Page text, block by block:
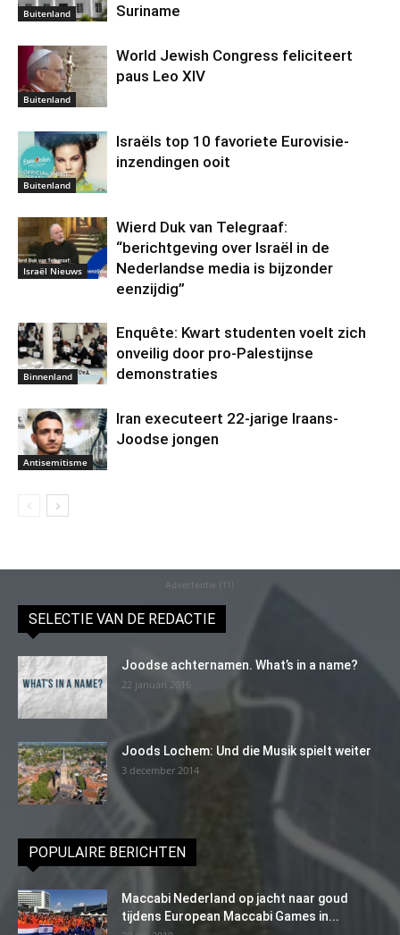
Buitenland Suriname
Buitenland
World Jewish Congress feliciteert
paus Leo XIV
Buitenland
Israëls top 10 favoriete Eurovisie-
inzendingen ooit
Israël Nieuws
Wierd Duk van Telegraaf:
“berichtgeving over Israël in de
Nederlandse media is bijzonder
eenzijdig”
Binnenland
Enquête: Kwart studenten voelt zich
onveilig door pro-Palestijnse
demonstraties
Antisemitisme
Iran executeert 22-jarige Iraans-
Joodse jongen
Advertentie (11)
SELECTIE VAN DE REDACTIE
Joodse achternamen. What’s in a name?
22 januari 2016
Joods Lochem: Und die Musik spielt weiter
3 december 2014
POPULAIRE BERICHTEN
Maccabi Nederland op jacht naar goud
tijdens European Maccabi Games in...